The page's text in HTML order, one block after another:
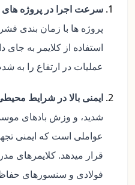
سرعت اجرا در پروژه
پروژه ها با زمان بندی
استفاده از کلایمر به
عملیات در ارتفاع را به
ایمنی بالا در شرایط
شدید، و وزش بادهای
عواملی است که ایمنی
قرار میدهد. کلایمرهای
فولادی و سنسورهای